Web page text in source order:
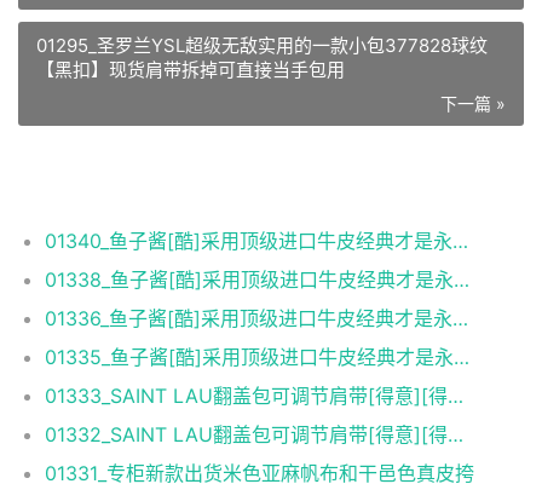
01295_圣罗兰YSL超级无敌实用的一款小包377828球纹
【黑扣】现货肩带拆掉可直接当手包用
下一篇 »
01340_鱼子酱[酷]采用顶级进口牛皮经典才是永恒！
01338_鱼子酱[酷]采用顶级进口牛皮经典才是永恒！
01336_鱼子酱[酷]采用顶级进口牛皮经典才是永恒！
01335_鱼子酱[酷]采用顶级进口牛皮经典才是永恒！
01333_SAINT LAU翻盖包可调节肩带[得意][得意]小牛皮
01332_SAINT LAU翻盖包可调节肩带[得意][得意]小牛皮
01331_专柜新款出货米色亚麻帆布和干邑色真皮挎